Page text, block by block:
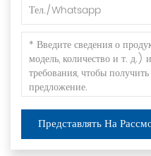
Представлять На